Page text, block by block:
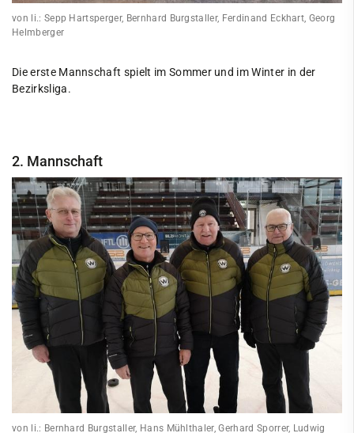
von li.: Sepp Hartsperger, Bernhard Burgstaller, Ferdinand Eckhart, Georg
Helmberger
Die erste Mannschaft spielt im Sommer und im Winter in der
Bezirksliga.
2. Mannschaft
von li.: Bernhard Burgstaller, Hans Mühlthaler, Gerhard Sporrer, Ludwig
Handball
Kegeln
Paddeln
Radsport
Ringen
Schießen
Schwimmen
Ski
Tennis
Tischtennis